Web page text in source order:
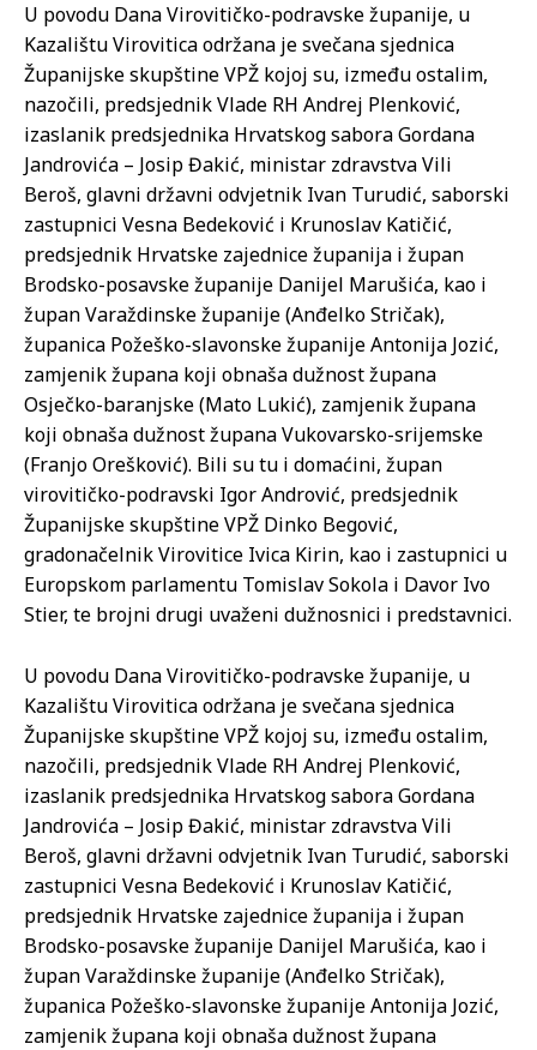
U povodu Dana Virovitičko-podravske županije, u
Kazalištu Virovitica održana je svečana sjednica
Županijske skupštine VPŽ kojoj su, između ostalim,
nazočili, predsjednik Vlade RH Andrej Plenković,
izaslanik predsjednika Hrvatskog sabora Gordana
Jandrovića – Josip Đakić, ministar zdravstva Vili
Beroš, glavni državni odvjetnik Ivan Turudić, saborski
zastupnici Vesna Bedeković i Krunoslav Katičić,
predsjednik Hrvatske zajednice županija i župan
Brodsko-posavske županije Danijel Marušića, kao i
župan Varaždinske županije (Anđelko Stričak),
županica Požeško-slavonske županije Antonija Jozić,
zamjenik župana koji obnaša dužnost župana
Osječko-baranjske (Mato Lukić), zamjenik župana
koji obnaša dužnost župana Vukovarsko-srijemske
(Franjo Orešković). Bili su tu i domaćini, župan
virovitičko-podravski Igor Andrović, predsjednik
Županijske skupštine VPŽ Dinko Begović,
gradonačelnik Virovitice Ivica Kirin, kao i zastupnici u
Europskom parlamentu Tomislav Sokola i Davor Ivo
Stier, te brojni drugi uvaženi dužnosnici i predstavnici.
U povodu Dana Virovitičko-podravske županije, u
Kazalištu Virovitica održana je svečana sjednica
Županijske skupštine VPŽ kojoj su, između ostalim,
nazočili, predsjednik Vlade RH Andrej Plenković,
izaslanik predsjednika Hrvatskog sabora Gordana
Jandrovića – Josip Đakić, ministar zdravstva Vili
Beroš, glavni državni odvjetnik Ivan Turudić, saborski
zastupnici Vesna Bedeković i Krunoslav Katičić,
predsjednik Hrvatske zajednice županija i župan
Brodsko-posavske županije Danijel Marušića, kao i
župan Varaždinske županije (Anđelko Stričak),
županica Požeško-slavonske županije Antonija Jozić,
zamjenik župana koji obnaša dužnost župana